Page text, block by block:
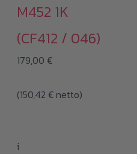
M452 1K
(CF412 / 046)
179,00 €
(150,42 € netto)
i